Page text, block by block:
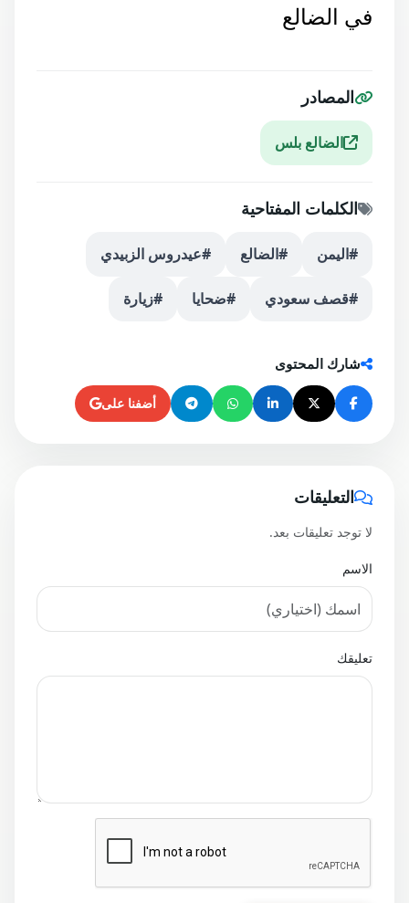
في الضالع
المصادر
الضالع بلس
الكلمات المفتاحية
#اليمن #الضالع #عيدروس الزبيدي
#قصف سعودي #ضحايا #زيارة
شارك المحتوى
أضفنا على
التعليقات
لا توجد تعليقات بعد.
الاسم
تعليقك